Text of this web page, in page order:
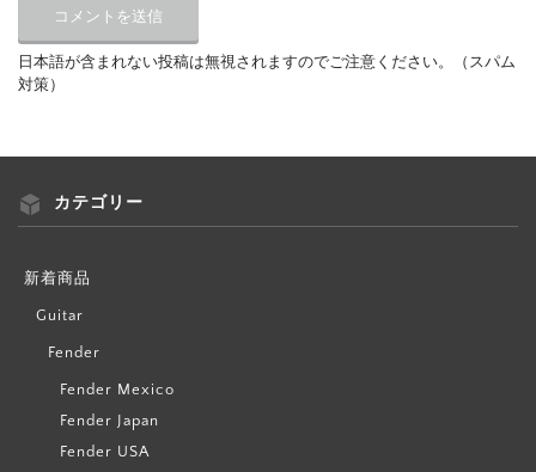
日本語が含まれない投稿は無視されますのでご注意ください。（スパム
対策）
カテゴリー
新着商品
Guitar
Fender
Fender Mexico
Fender Japan
Fender USA